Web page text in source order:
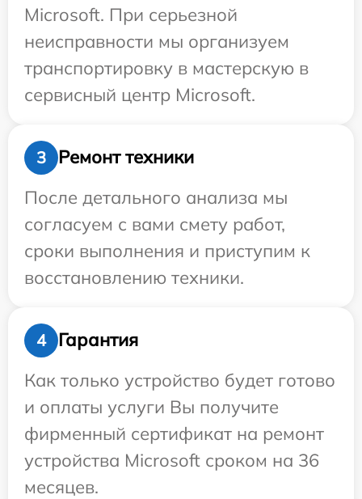
Microsoft. При серьезной
неисправности мы организуем
транспортировку в мастерскую в
сервисный центр Microsoft.
3
Ремонт техники
После детального анализа мы
согласуем с вами смету работ,
сроки выполнения и приступим к
восстановлению техники.
4
Гарантия
Как только устройство будет готово
и оплаты услуги Вы получите
фирменный сертификат на ремонт
устройства Microsoft сроком на 36
месяцев.